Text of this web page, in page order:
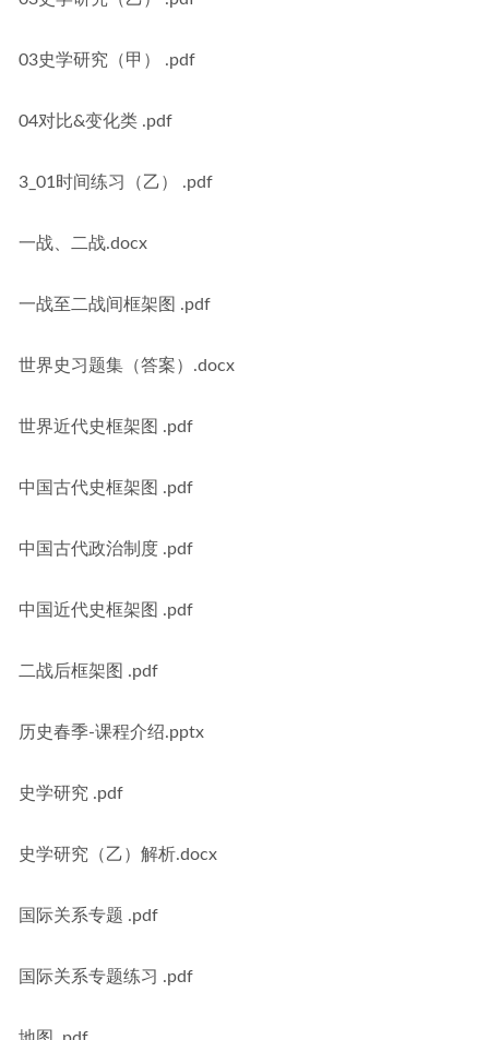
03史学研究（甲） .pdf
04对比&变化类 .pdf
3_01时间练习（乙） .pdf
一战、二战.docx
一战至二战间框架图 .pdf
世界史习题集（答案）.docx
世界近代史框架图 .pdf
中国古代史框架图 .pdf
中国古代政治制度 .pdf
中国近代史框架图 .pdf
二战后框架图 .pdf
历史春季-课程介绍.pptx
史学研究 .pdf
史学研究（乙）解析.docx
国际关系专题 .pdf
国际关系专题练习 .pdf